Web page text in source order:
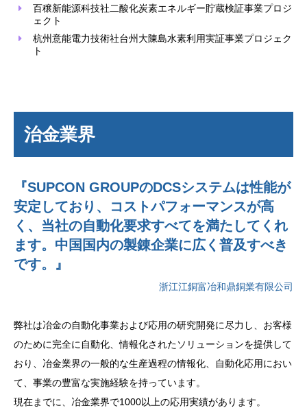
百穣新能源科技社二酸化炭素エネルギー貯蔵検証事業プロジ
ェクト
杭州意能電力技術社台州大陳島水素利用実証事業プロジェク
ト
治金業界
『SUPCON GROUPのDCSシステムは性能が
安定しており、コストパフォーマンスが高
く、当社の自動化要求すべてを満たしてくれ
ます。中国国内の製錬企業に広く普及すべき
です。』
浙江江銅富冶和鼎銅業有限公司
弊社は冶金の自動化事業および応用の研究開発に尽力し、お客様
のために完全に自動化、情報化されたソリューションを提供して
おり、冶金業界の一般的な生産過程の情報化、自動化応用におい
て、事業の豊富な実施経験を持っています。
現在までに、冶金業界で1000以上の応用実績があります。